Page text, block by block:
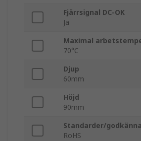
Fjärrsignal DC-OK
Ja
Maximal
70°C
Djup
60mm
Höjd
90mm
Standarder/
RoHS